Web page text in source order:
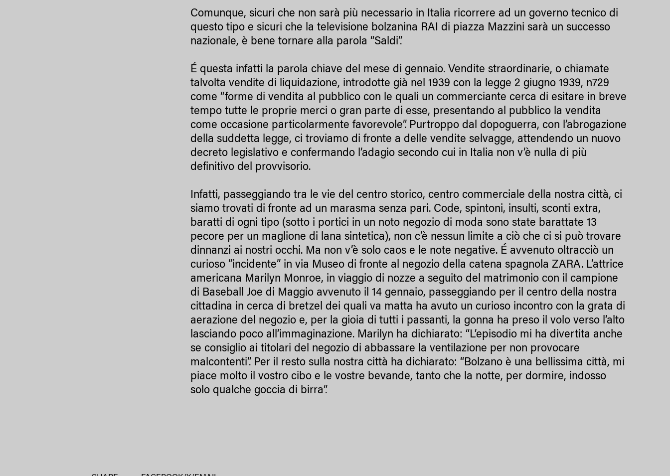
Comunque, sicuri che non sarà più necessario in Italia ricorrere ad un governo tecnico di
questo tipo e sicuri che la televisione bolzanina RAI di piazza Mazzini sarà un successo
nazionale, è bene tornare alla parola “Saldi”.
É questa infatti la parola chiave del mese di gennaio. Vendite straordinarie, o chiamate
talvolta vendite di liquidazione, introdotte già nel 1939 con la legge 2 giugno 1939, n729
come “forme di vendita al pubblico con le quali un commerciante cerca di esitare in breve
tempo tutte le proprie merci o gran parte di esse, presentando al pubblico la vendita
come occasione particolarmente favorevole”. Purtroppo dal dopoguerra, con l’abrogazione
della suddetta legge, ci troviamo di fronte a delle vendite selvagge, attendendo un nuovo
decreto legislativo e confermando l’adagio secondo cui in Italia non v’è nulla di più
definitivo del provvisorio.
Infatti, passeggiando tra le vie del centro storico, centro commerciale della nostra città, ci
siamo trovati di fronte ad un marasma senza pari. Code, spintoni, insulti, sconti extra,
baratti di ogni tipo (sotto i portici in un noto negozio di moda sono state barattate 13
pecore per un maglione di lana sintetica), non c’è nessun limite a ciò che ci si può trovare
dinnanzi ai nostri occhi. Ma non v’è solo caos e le note negative. É avvenuto oltracciò un
curioso “incidente” in via Museo di fronte al negozio della catena spagnola ZARA. L’attrice
americana Marilyn Monroe, in viaggio di nozze a seguito del matrimonio con il campione
di Baseball Joe di Maggio avvenuto il 14 gennaio, passeggiando per il centro della nostra
cittadina in cerca di bretzel dei quali va matta ha avuto un curioso incontro con la grata di
aerazione del negozio e, per la gioia di tutti i passanti, la gonna ha preso il volo verso l’alto
lasciando poco all’immaginazione. Marilyn ha dichiarato: “L’episodio mi ha divertita anche
se consiglio ai titolari del negozio di abbassare la ventilazione per non provocare
malcontenti”. Per il resto sulla nostra città ha dichiarato: “Bolzano è una bellissima città, mi
piace molto il vostro cibo e le vostre bevande, tanto che la notte, per dormire, indosso
solo qualche goccia di birra”.